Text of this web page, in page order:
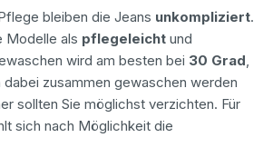
bleiben die Jeans unkompliziert.
Modelle als pflegeleicht und
wird am besten bei 30 Grad,
dabei zusammen gewaschen werden
sollten Sie möglichst verzichten. Für
sich nach Möglichkeit die